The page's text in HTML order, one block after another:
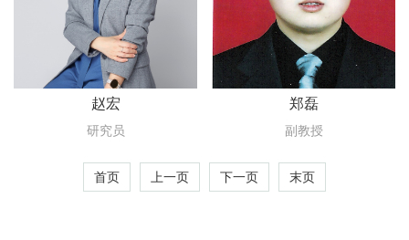
赵宏
研究员
郑磊
副教授
首页 上一页 下一页 末页